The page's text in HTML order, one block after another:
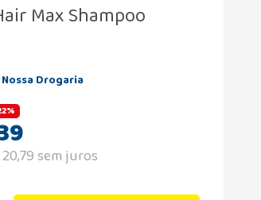
Max Shampoo
Nossa Drogaria
20,79sem juros